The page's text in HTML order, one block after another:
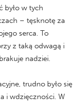
było w tych
– tęsknotę za
serca. To
z taką odwagą i
nadziei.
trudno było się
i wdzięczności. W